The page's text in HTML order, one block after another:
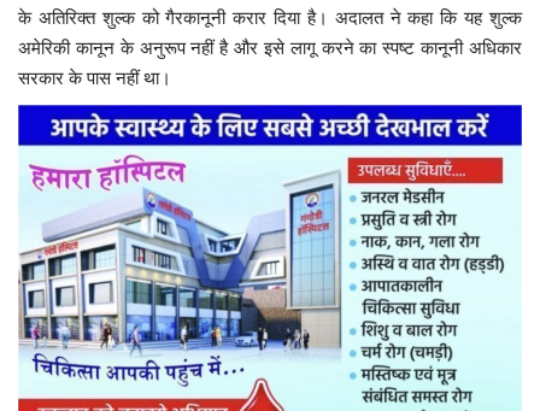
के अतिरिक्त शुल्क को गैरकानूनी करार दिया है। अदालत ने कहा कि यह शुल्क
अमेरिकी कानून के अनुरूप नहीं है और इसे लागू करने का स्पष्ट कानूनी अधिकार
सरकार के पास नहीं था।